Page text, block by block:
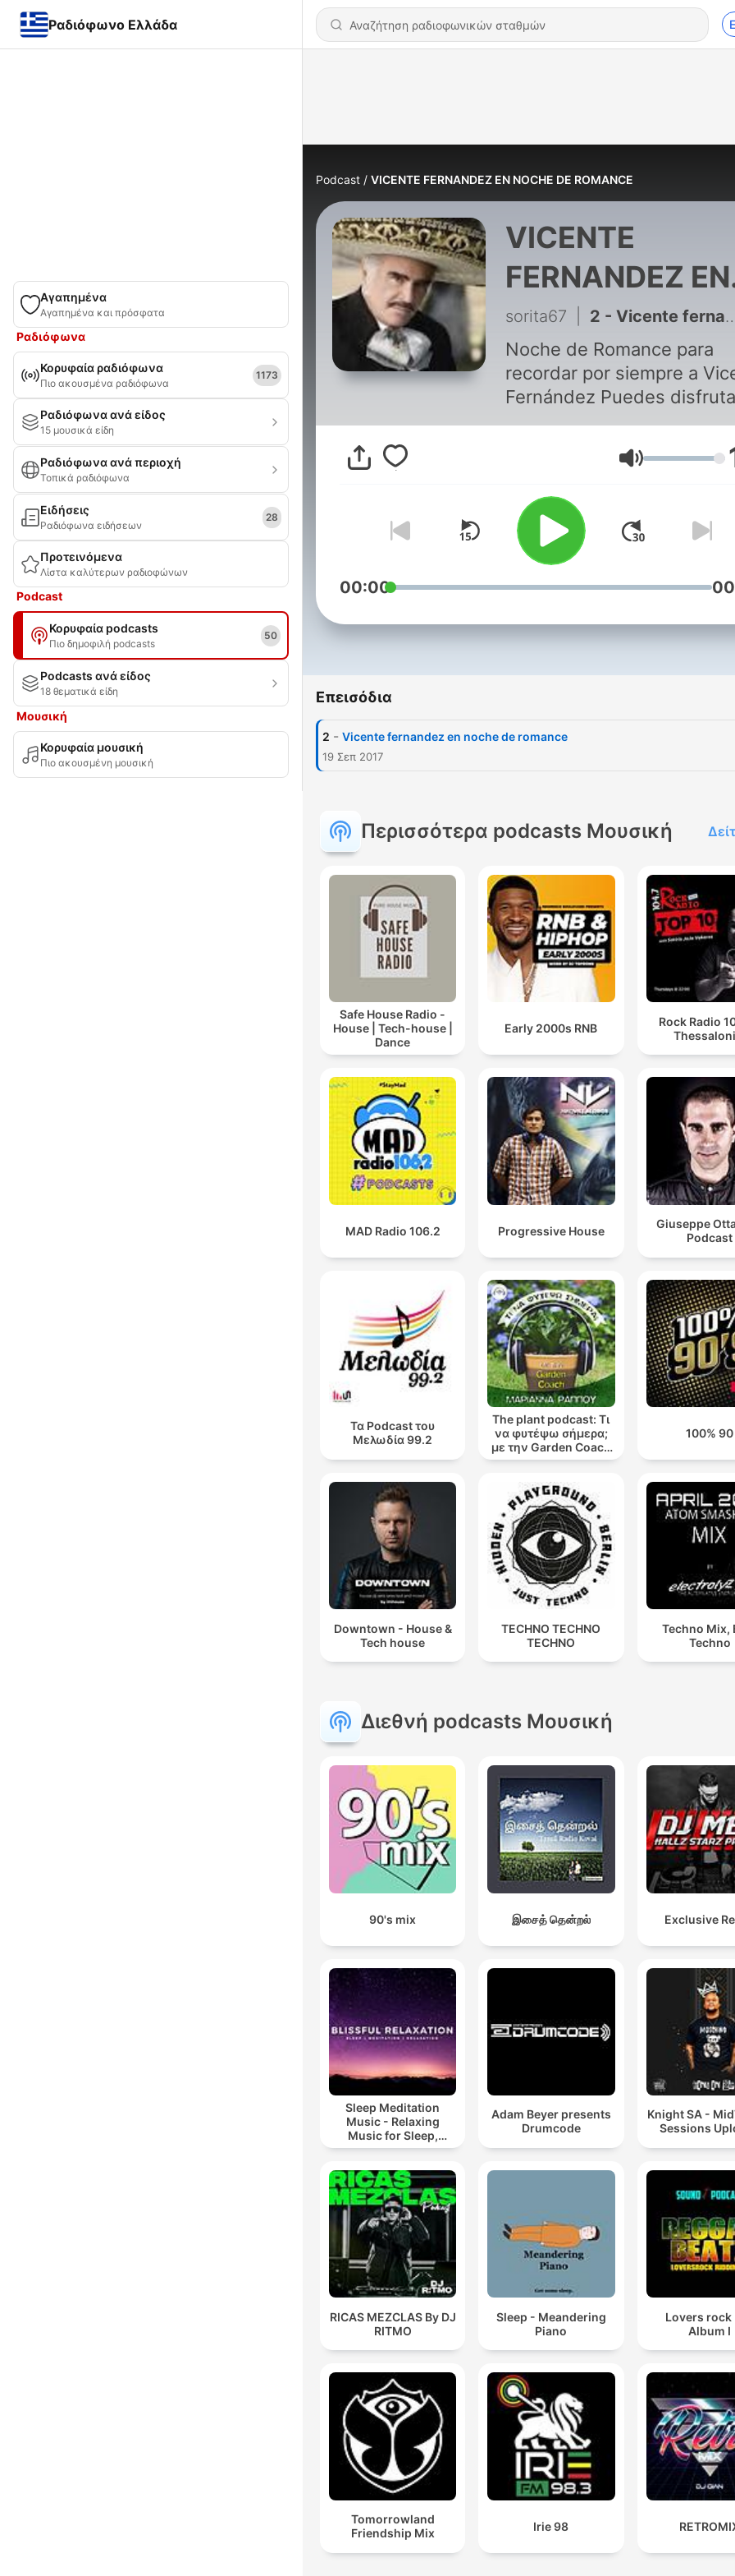
Ραδιόφωνο Ελλάδα
Αγαπημένα
Αγαπημένα και πρόσφατα
Ραδιόφωνα
Κορυφαία ραδιόφωνα
Πιο ακουσμένα ραδιόφωνα
1173
Ραδιόφωνα ανά είδος
15 μουσικά είδη
Ραδιόφωνα ανά περιοχή
Τοπικά ραδιόφωνα
Ειδήσεις
Ραδιόφωνα ειδήσεων
28
Προτεινόμενα
Λίστα καλύτερων ραδιοφώνων
Podcast
Κορυφαία podcasts
Πιο δημοφιλή podcasts
50
Podcasts ανά είδος
18 θεματικά είδη
Μουσική
Κορυφαία μουσική
Πιο ακουσμένη μουσική
Podcast VICENTE FERNANDEZ EN NOCHE DE ROMANCE
VICENTE
FERNANDEZ EN
NOCHE DE
ROMANCE
sorita67 2 - Vicente fernandez en noche de romance
Noche de Romance para
recordar por siempre a
Fernández Puedes disfrutar de
este programa y de música
Soritaradio1.blogspot.com
descarga nuestra
Soritaradio Somos
La radio que es para tì The
radio That is for you
Ένταση
00:00
Επεισόδια
2 - Vicente fernandez en noche de romance
19 Σεπ 2017
Περισσότερα podcasts Μουσική
Safe House Radio -
House | Tech-house |
Dance
Early 2000s RNB
Rock Radio
MAD Radio 106.2 Progressive House
Giuseppe
Podcast
Τα Podcast του
Μελωδία 99.2
The plant podcast: Τι
να φυτέψω σήμερα;
με την Garden Coach
Μαριάννα Ράππου
100% 90
Downtown - House &
Tech house
TECHNO TECHNO
TECHNO
Techno Mix,
Techno
Διεθνή podcasts Μουσική
90's mix இசைத் தென்றல் Exclusive
Sleep Meditation
Music - Relaxing
Music for Sleep,
Meditation &
Adam Beyer presents
Drumcode
Knight SA -
Sessions
RICAS MEZCLAS By DJ
RITMO
Sleep - Meandering
Piano
Lovers rock
Album I
Tomorrowland
Friendship Mix
Irie 98